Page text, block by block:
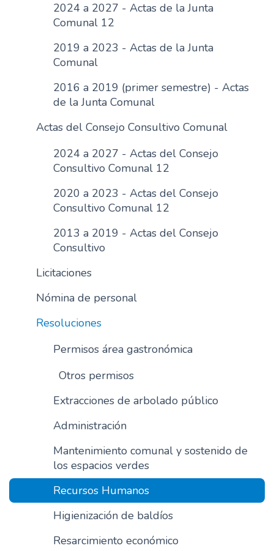
l
2024 a 2027 - Actas de la Junta
Comunal 12
2019 a 2023 - Actas de la Junta
Comunal
2016 a 2019 (primer semestre) - Actas
de la Junta Comunal
Actas del Consejo Consultivo Comunal
2024 a 2027 - Actas del Consejo
Consultivo Comunal 12
2020 a 2023 - Actas del Consejo
Consultivo Comunal 12
2013 a 2019 - Actas del Consejo
Consultivo
Licitaciones
Nómina de personal
Resoluciones
Permisos área gastronómica
Otros permisos
Extracciones de arbolado público
Administración
Mantenimiento comunal y sostenido de
los espacios verdes
Recursos Humanos
Higienización de baldíos
Resarcimiento económico